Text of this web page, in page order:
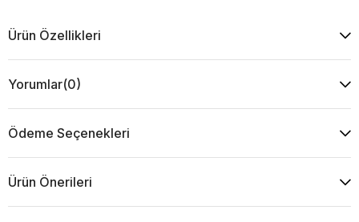
Ürün Özellikleri
Yorumlar(0)
Ödeme Seçenekleri
Ürün Önerileri